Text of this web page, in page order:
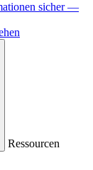
sicher —
Ressourcen